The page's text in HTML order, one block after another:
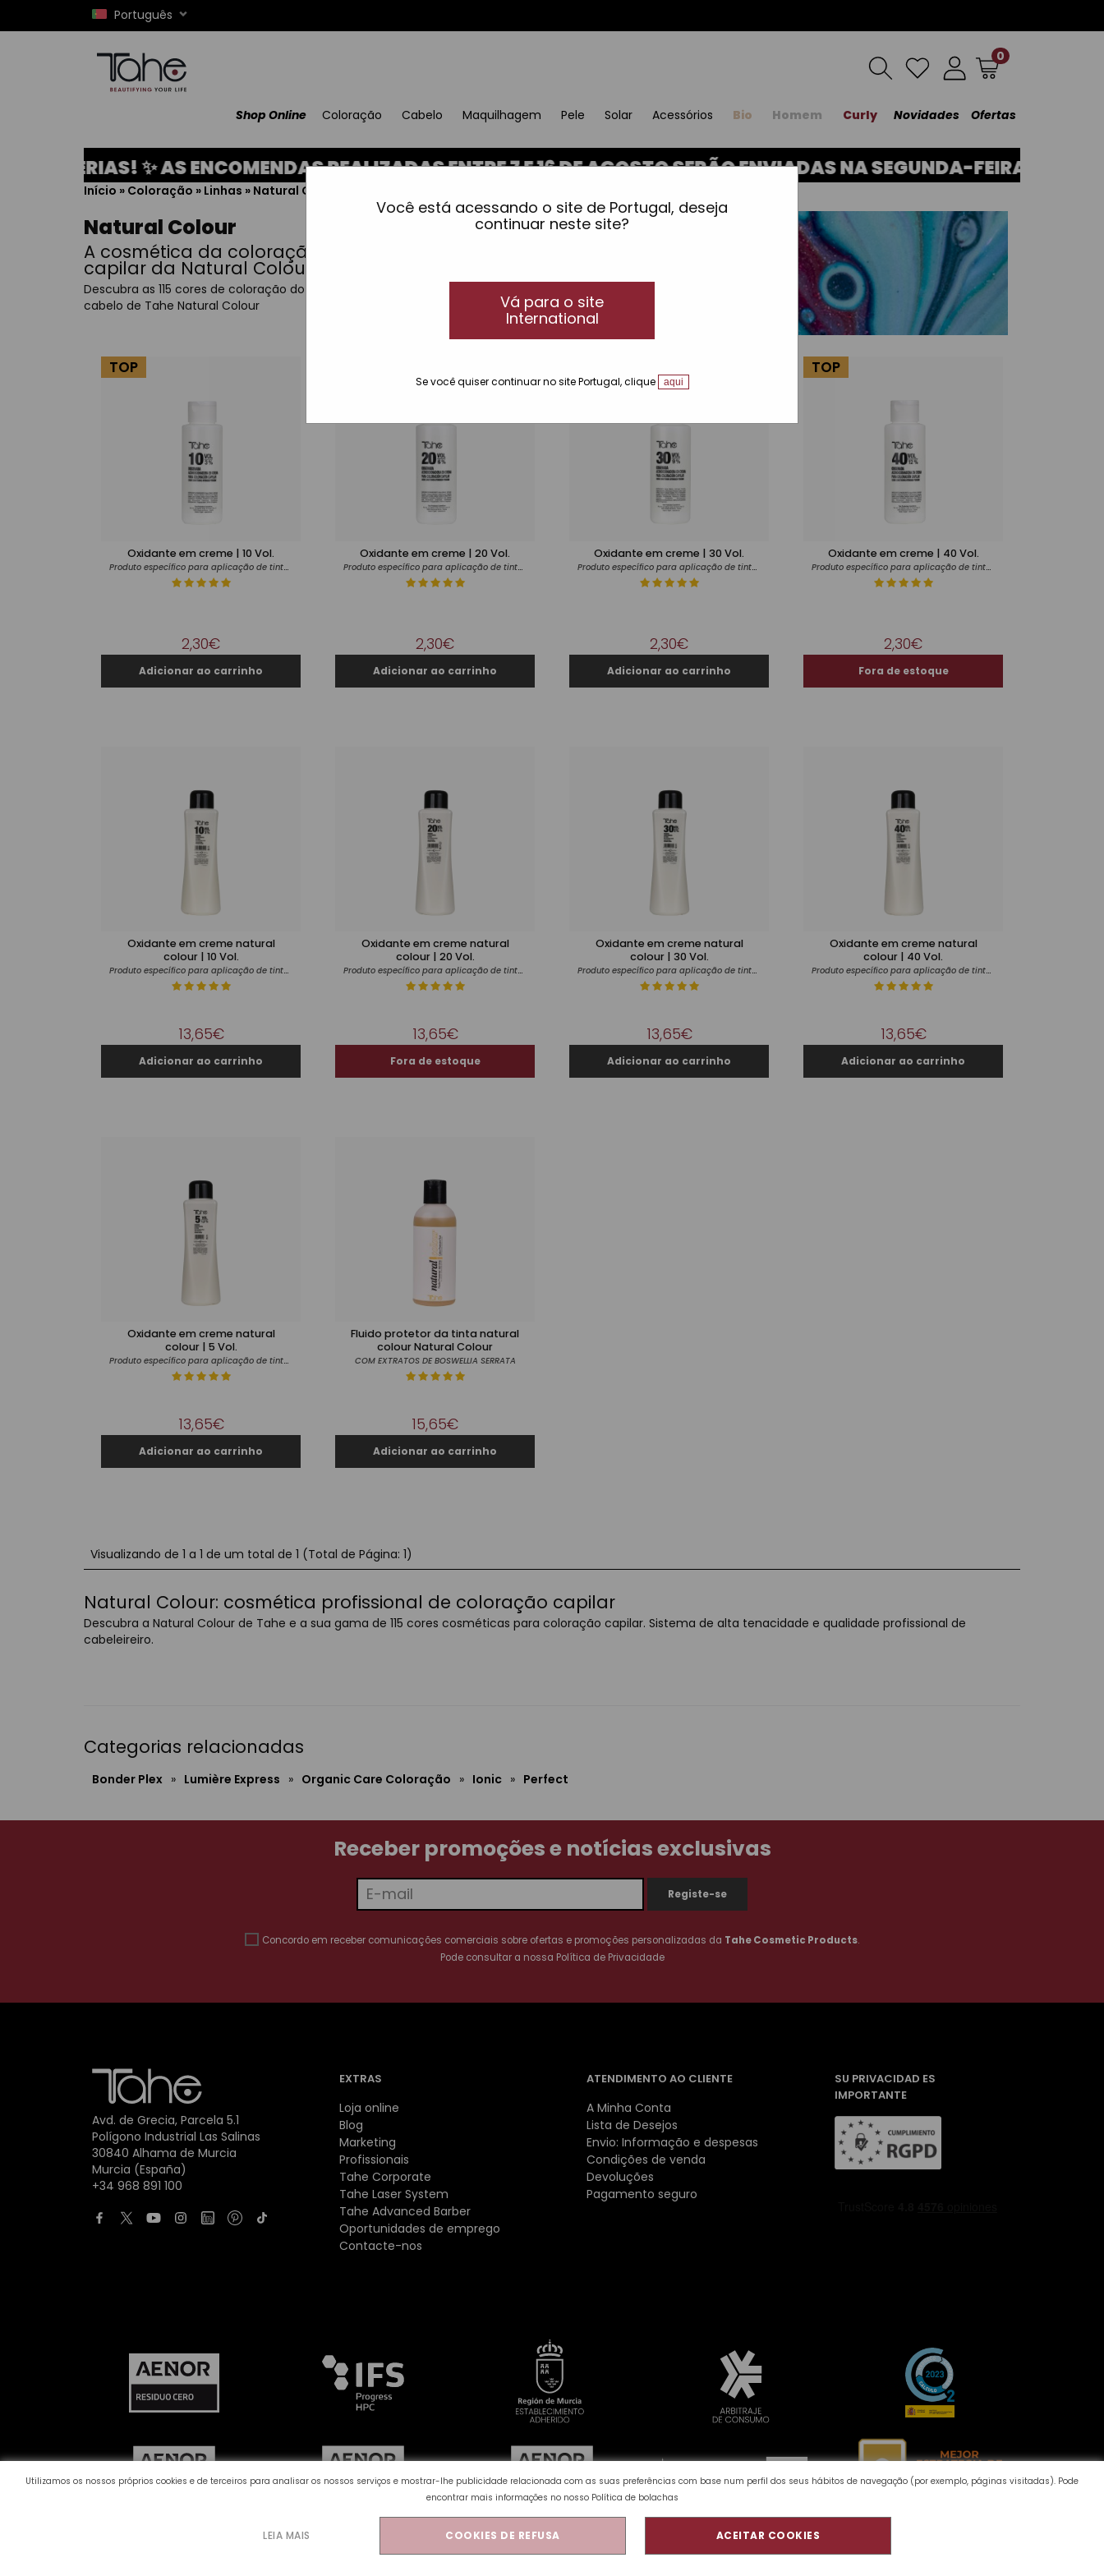
Utilizamos os nossos próprios cookies e de terceiros para analisar os nossos serviços e mostrar-lhe publicidade relacionada com as suas preferências com base num perfil dos seus hábitos de navegação (por exemplo, páginas visitadas). Pode
encontrar mais informações no nosso Política de bolachas
LEIA MAIS COOKIES DE REFUSA ACEITAR COOKIES
Você está acessando o site de Portugal, deseja
continuar neste site?
Vá para o site
International
Se você quiser continuar no site Portugal, clique aqui
Português
0
Shop Online Coloração Cabelo Maquilhagem Pele Solar Acessórios Bio Homem Curly Novidades Ofertas
FÉRIAS! ✨ AS ENCOMENDAS REALIZADAS ENTRE 7 E 16 DE AGOSTO SERÃO ENVIADAS NA SEGUNDA-FEIRA, DIA 17.
Início » Coloração » Linhas » Natural Colour
Natural Colour
A cosmética da coloração
capilar da Natural Colour
Descubra as 115 cores de coloração do
cabelo de Tahe Natural Colour
Natural Colour: cosmética profissional de coloração capilar
Descubra a Natural Colour de Tahe e a sua gama de 115 cores cosméticas para coloração capilar. Sistema de alta tenacidade e qualidade profissional de
cabeleireiro.
Oxidante em creme | 10 Vol.
Produto específico para aplicação de tintas
TOP
2,30€
Oxidante em creme | 20 Vol.
Produto específico para aplicação de tintas
2,30€
Oxidante em creme | 30 Vol.
Produto específico para aplicação de tintas
2,30€
Oxidante em creme | 40 Vol.
Produto específico para aplicação de tintas
TOP
2,30€
Oxidante em creme natural
colour | 10 Vol.
Produto específico para aplicação de tintas
13,65€
Oxidante em creme natural
colour | 20 Vol.
Produto específico para aplicação de tintas
13,65€
Oxidante em creme natural
colour | 30 Vol.
Produto específico para aplicação de tintas
13,65€
Oxidante em creme natural
colour | 40 Vol.
Produto específico para aplicação de tintas
13,65€
Oxidante em creme natural
colour | 5 Vol.
Produto específico para aplicação de tintas
13,65€
Fluido protetor da tinta natural
colour Natural Colour
COM EXTRATOS DE BOSWELLIA SERRATA
15,65€
Visualizando de 1 a 1 de um total de 1 (Total de Página: 1)
Categorias relacionadas
Bonder Plex » Lumière Express » Organic Care Coloração » Ionic » Perfect
Receber promoções e notícias exclusivas
Concordo em receber comunicações comerciais sobre ofertas e promoções personalizadas da Tahe Cosmetic Products.
Pode consultar a nossa Política de Privacidade
Avd. de Grecia, Parcela 5.1
Polígono Industrial Las Salinas
30840 Alhama de Murcia
Murcia (España)
+34 968 891 100
EXTRAS
Loja online
Blog
Marketing
Profissionais
Tahe Corporate
Tahe Laser System
Tahe Advanced Barber
Oportunidades de emprego
Contacte-nos
ATENDIMENTO AO CLIENTE
A Minha Conta
Lista de Desejos
Envio: Informação e despesas
Condições de venda
Devoluções
Pagamento seguro
SU PRIVACIDAD ES
IMPORTANTE